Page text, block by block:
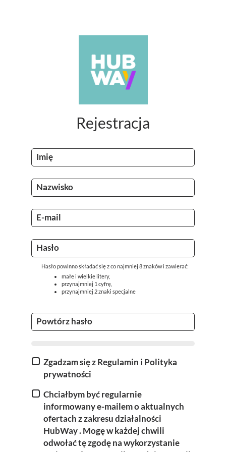
Rejestracja
Imię
Nazwisko
E-mail
Hasło powinno składać się z co najmniej 8 znaków i zawierać:
małe i wielkie litery,
przynajmniej 1 cyfrę,
przynajmniej 2 znaki specjalne
Hasło
Powtórz hasło
Zgadzam się z Regulamin i Polityka
prywatności
Chciałbym być regularnie
informowany e-mailem o aktualnych
ofertach z zakresu działalności
HubWay. Mogę w każdej chwili
odwołać tę zgodę na wykorzystanie